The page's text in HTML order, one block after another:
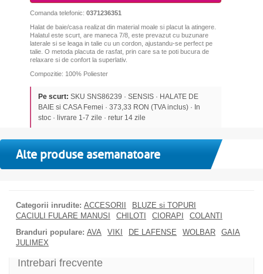
Comanda telefonic: 0371236351
Halat de baie/casa realizat din material moale si placut la atingere.
Halatul este scurt, are maneca 7/8, este prevazut cu buzunare
laterale si se leaga in talie cu un cordon, ajustandu-se perfect pe
talie. O metoda placuta de rasfat, prin care sa te poti bucura de
relaxare si de confort la superlativ.
Compozitie: 100% Poliester
Pe scurt: SKU SNS86239 · SENSIS · HALATE DE
BAIE si CASA Femei · 373,33 RON (TVA inclus) · In
stoc · livrare 1-7 zile · retur 14 zile
Alte produse asemanatoare
Categorii inrudite: ACCESORII
BLUZE si TOPURI
CACIULI FULARE MANUSI
CHILOTI CIORAPI
COLANTI
Branduri populare: AVA VIKI DE LAFENSE WOLBAR
GAIA
JULIMEX
Intrebari frecvente